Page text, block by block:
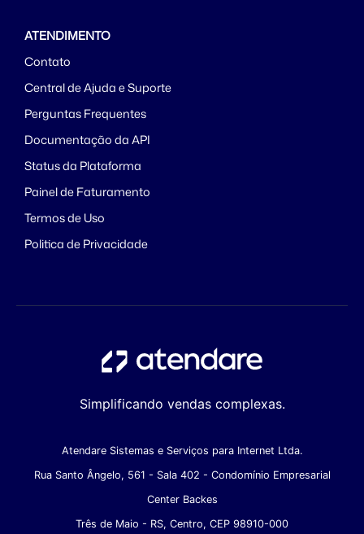
ATENDIMENTO
Contato
Central de Ajuda e Suporte
Perguntas Frequentes
Documentação da API
Status da Plataforma
Painel de Faturamento
Termos de Uso
Politica de Privacidade
Simplificando vendas complexas.
Atendare Sistemas e Serviços para Internet Ltda.
Rua Santo Ângelo, 561 - Sala 402 - Condomínio Empresarial
Center Backes
Três de Maio - RS, Centro, CEP 98910-000